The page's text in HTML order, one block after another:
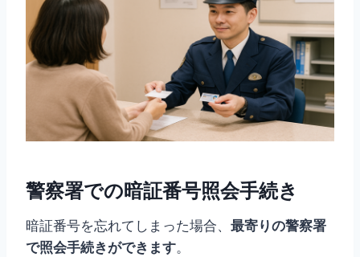
警察署での暗証番号照会手続き
暗証番号を忘れてしまった場合、 最寄りの警察署
で照会手続きができます。